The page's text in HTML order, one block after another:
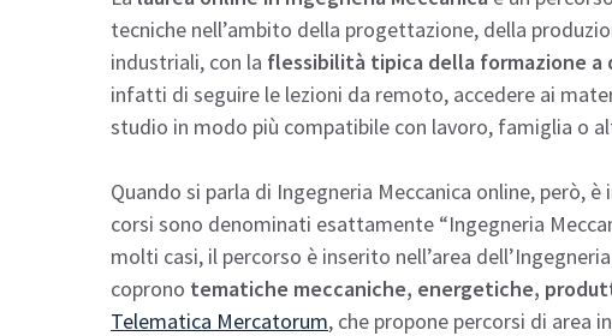
tecniche nell’ambito della progettazione, della
industriali, con la flessibilità tipica della formazione a
infatti di seguire le lezioni da remoto, accedere ai
studio in modo più compatibile con lavoro, famiglia o
Quando si parla di Ingegneria Meccanica online, però,
corsi sono denominati esattamente “Ingegneria
molti casi, il percorso è inserito nell’area
coprono tematiche meccaniche, energetiche,
Telematica Mercatorum, che propone percorsi di area